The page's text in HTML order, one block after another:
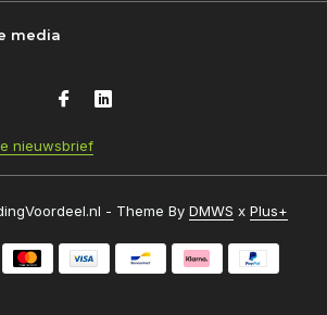
media
nieuwsbrief
- Theme By DMWS x Plus+